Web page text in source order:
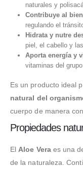
naturales y
Contribuye al
regulando el
Hidrata y nutre
piel, el cabello y
Aporta energía y
vitaminas del
Es un producto ideal
natural del
cuerpo de manera
Propiedades
El Aloe Veraes una
de la naturaleza.